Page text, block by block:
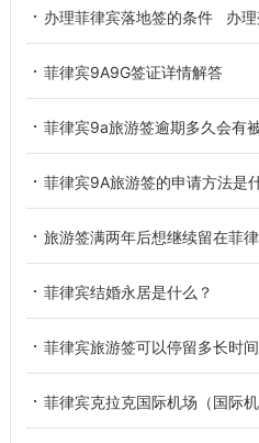
办理菲律宾落地签的条件 办理
菲律宾9A9G签证详情解答
菲律宾9a旅游签逾期多久会有
菲律宾9A旅游签的申请方法是
旅游签满两年后想继续留在菲
菲律宾结婚永居是什么？
菲律宾旅游签可以停留多长时
菲律宾克拉克国际机场（国际机